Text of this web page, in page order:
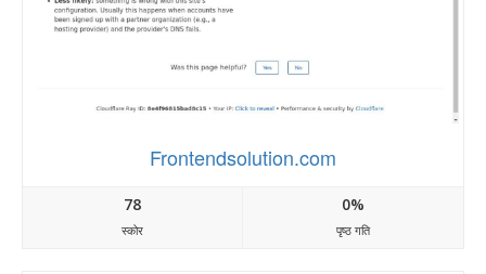
Frontendsolution.com
78
स्कोर
0%
पृष्ठ गति